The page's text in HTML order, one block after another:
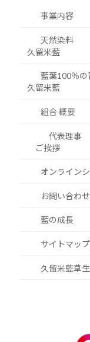
事業内容
天然染料
久留米藍
藍葉100％の
久留米藍
組合 概要
代表理事
ご挨拶
オンライン
お問い合わせ
藍の成長
サイトマップ
久留米藍草